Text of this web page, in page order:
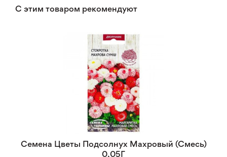
С этим товаром рекомендуют
Семена Цветы Подсолнух Махровый (Смесь)
0,05Г